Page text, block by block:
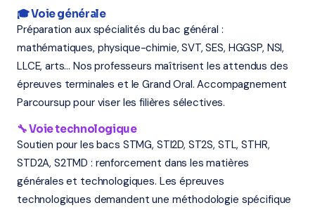
🎓 Voie générale
Préparation aux spécialités du bac général :
mathématiques, physique-chimie, SVT, SES, HGGSP, NSI,
LLCE, arts... Nos professeurs maîtrisent les attendus des
épreuves terminales et le Grand Oral. Accompagnement
Parcoursup pour viser les filières sélectives.
🔧 Voie technologique
Soutien pour les bacs STMG, STI2D, ST2S, STL, STHR,
STD2A, S2TMD : renforcement dans les matières
générales et technologiques. Les épreuves
technologiques demandent une méthodologie spécifique